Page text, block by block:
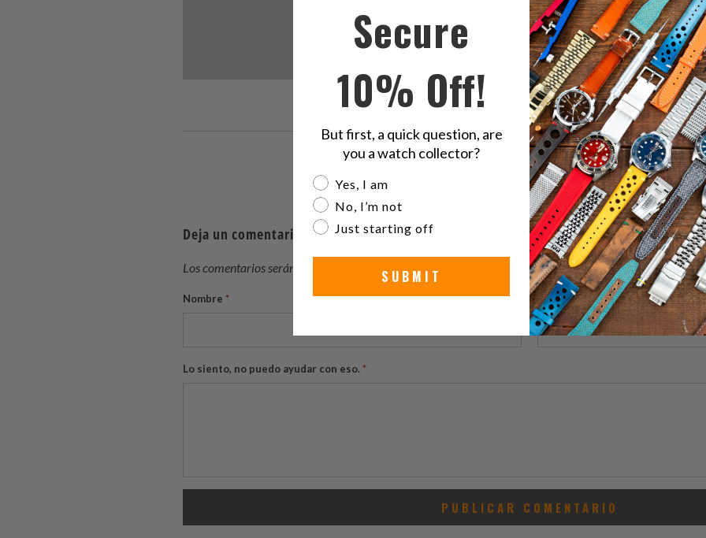
Deja un comentario
Los comentarios serán aprobados antes de aparecer.
Nombre * Email*
Lo siento, no puedo ayudar con eso. *
Secure
10% Off!
But first, a quick question, are
you a watch collector?
Are you a watch collector?
Yes, I am
No, I’m not
Just starting off
SUBMIT